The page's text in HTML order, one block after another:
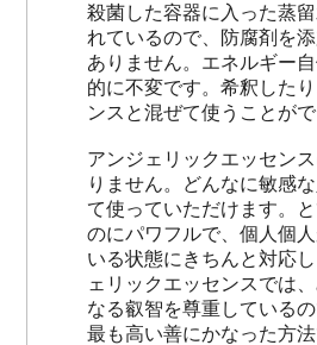
殺菌した容器に入った蒸
れているので、防腐剤を
ありません。エネルギー
的に不変です。希釈した
ンスと混ぜて使うことがで
アンジェリックエッセン
りません。どんなに敏感
て使っていただけます。
のにパワフルで、個人個
いる状態にきちんと対応
ェリックエッセンスでは
なる叡智を尊重している
最も高い善にかなった方